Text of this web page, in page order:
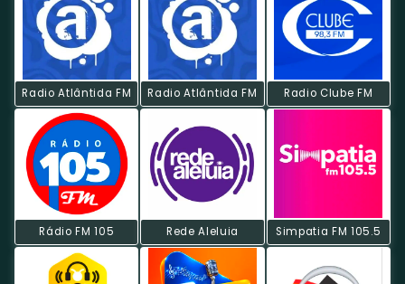
Radio Atlântida FM Radio Atlântida FM Radio Clube FM
Rádio FM 105 Rede Aleluia Simpatia FM 105.5